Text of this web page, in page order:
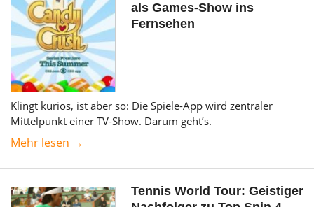
als Games-Show ins
Fernsehen
Klingt kurios, ist aber so: Die Spiele-App wird zentraler
Mittelpunkt einer TV-Show. Darum geht’s.
Mehr lesen →
Tennis World Tour: Geistiger